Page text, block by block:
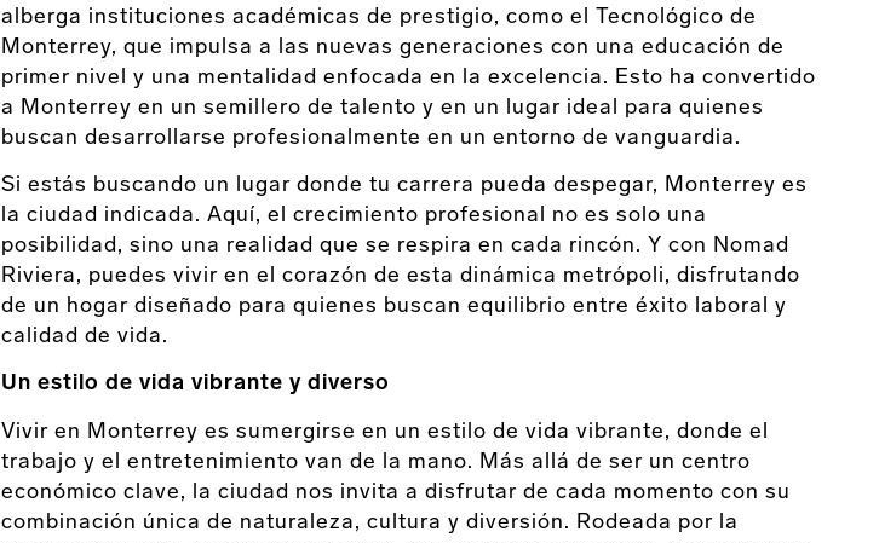
alberga instituciones académicas de prestigio, como el Tecnológico de
Monterrey, que impulsa a las nuevas generaciones con una educación de
primer nivel y una mentalidad enfocada en la excelencia. Esto ha convertido
a Monterrey en un semillero de talento y en un lugar ideal para quienes
buscan desarrollarse profesionalmente en un entorno de vanguardia.
Si estás buscando un lugar donde tu carrera pueda despegar, Monterrey es
la ciudad indicada. Aquí, el crecimiento profesional no es solo una
posibilidad, sino una realidad que se respira en cada rincón. Y con Nomad
Riviera, puedes vivir en el corazón de esta dinámica metrópoli, disfrutando
de un hogar diseñado para quienes buscan equilibrio entre éxito laboral y
calidad de vida.
Un estilo de vida vibrante y diverso
Vivir en Monterrey es sumergirse en un estilo de vida vibrante, donde el
trabajo y el entretenimiento van de la mano. Más allá de ser un centro
económico clave, la ciudad nos invita a disfrutar de cada momento con su
combinación única de naturaleza, cultura y diversión. Rodeada por la